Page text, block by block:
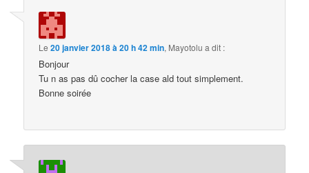
Le20 janvier 2018 à 20 h 42 min, Mayotolu a dit :
Bonjour
Tu n as pas dû cocher la case ald tout simplement.
Bonne soirée